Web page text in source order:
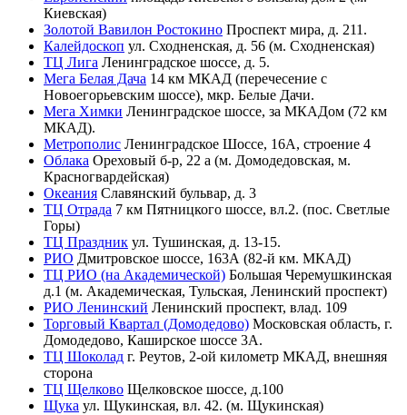
Киевская)
Золотой Вавилон Ростокино Проспект мира, д. 211.
Калейдоскоп ул. Сходненская, д. 56 (м. Сходненская)
ТЦ Лига Ленинградское шоссе, д. 5.
Мега Белая Дача 14 км МКАД (перечесение с
Новоегорьевским шоссе), мкр. Белые Дачи.
Мега Химки Ленинградское шоссе, за МКАДом (72 км
МКАД).
Метрополис Ленинградское Шоссе, 16А, строение 4
Облака Ореховый б-р, 22 а (м. Домодедовская, м.
Красногвардейская)
Океания Славянский бульвар, д. 3
ТЦ Отрада 7 км Пятницкого шоссе, вл.2. (пос. Светлые
Горы)
ТЦ Праздник ул. Тушинская, д. 13-15.
РИО Дмитровское шоссе, 163А (82-й км. МКАД)
ТЦ РИО (на Академической) Большая Черемушкинская
д.1 (м. Академическая, Тульская, Ленинский проспект)
РИО Ленинский Ленинский проспект, влад. 109
Торговый Квартал (Домодедово) Московская область, г.
Домодедово, Каширское шоссе 3А.
ТЦ Шоколад г. Реутов, 2-ой километр МКАД, внешняя
сторона
ТЦ Щелково Щелковское шоссе, д.100
Щука ул. Щукинская, вл. 42. (м. Щукинская)